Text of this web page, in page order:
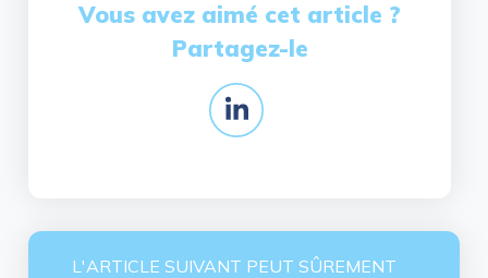
Vous avez aimé cet article ?
Partagez-le
L'ARTICLE SUIVANT PEUT SÛREMENT